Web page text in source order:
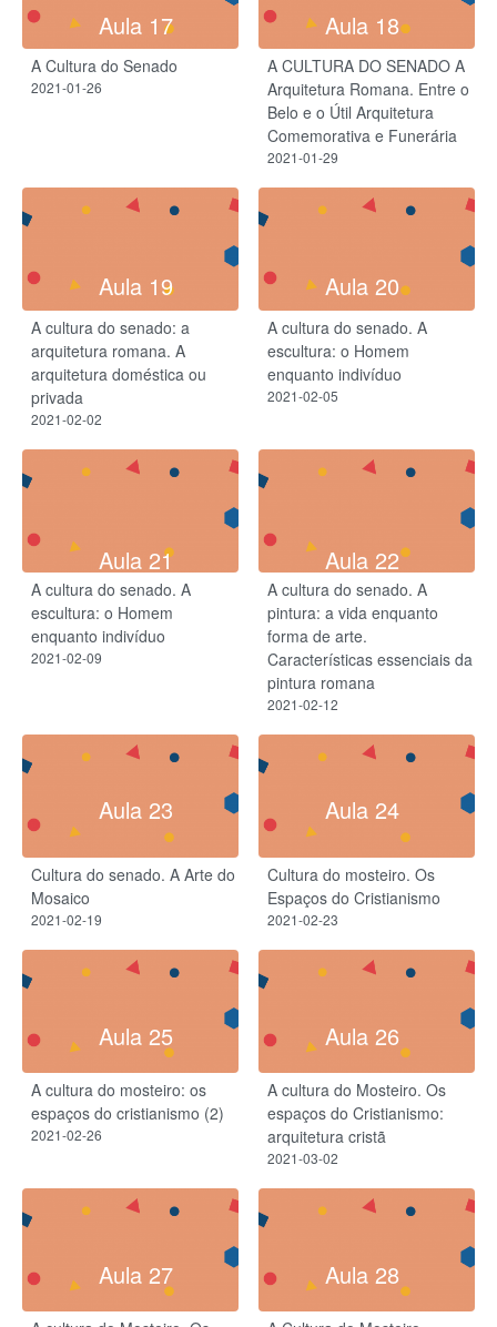
Aula 17
A Cultura do Senado
2021-01-26
Aula 18
A CULTURA DO SENADO A
Arquitetura Romana. Entre o
Belo e o Útil Arquitetura
Comemorativa e Funerária
2021-01-29
Aula 19
A cultura do senado​: a
arquitetura romana. A
arquitetura doméstica ou
privada
2021-02-02
Aula 20
A cultura do senado. A
escultura: o Homem
enquanto indivíduo​
2021-02-05
Aula 21
A cultura do senado. A
escultura: o Homem
enquanto indivíduo​
2021-02-09
Aula 22
A cultura do senado. A
pintura: a vida enquanto
forma de arte.​
Características essenciais da
pintura romana
2021-02-12
Aula 23
Cultura do senado. A Arte do
Mosaico
2021-02-19
Aula 24
Cultura do mosteiro. Os
Espaços do Cristianismo
2021-02-23
Aula 25
A cultura do mosteiro: os
espaços do cristianismo (2)
2021-02-26
Aula 26
A cultura do Mosteiro. Os
espaços do Cristianismo:
arquitetura cristã
2021-03-02
Aula 27 Aula 28